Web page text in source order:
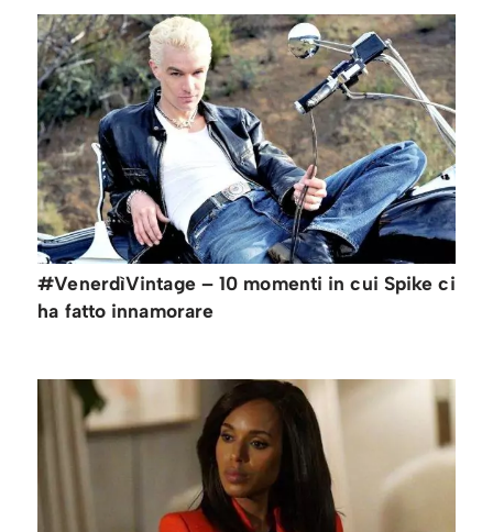
#VenerdìVintage – 10 momenti in cui Spike ci
ha fatto innamorare